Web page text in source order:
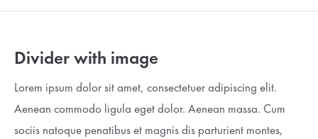
Divider with image
Lorem ipsum dolor sit amet, consectetuer adipiscing elit.
Aenean commodo ligula eget dolor. Aenean massa. Cum
sociis natoque penatibus et magnis dis parturient montes,